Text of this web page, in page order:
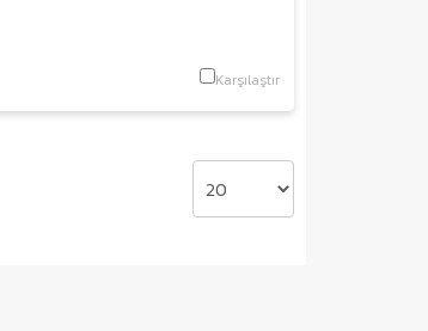
Karşılaştır